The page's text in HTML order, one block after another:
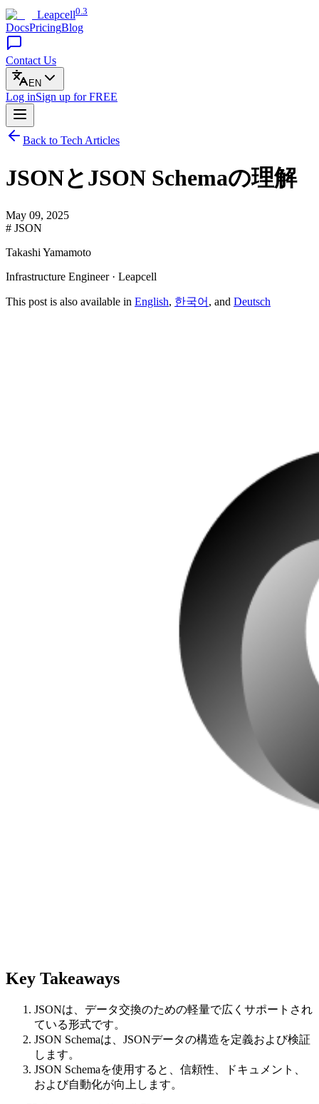
Leapcell0.3
DocsPricingBlog
Contact Us
EN
Log inSign up for FREE
Back to Tech Articles
JSONとJSON Schemaの理解
May 09, 2025
# JSON
Takashi Yamamoto
Infrastructure Engineer · Leapcell
This post is also available in English, 한국어 , and Deutsch
Key Takeaways
JSONは、データ交換のための軽量で広くサポートされ
ている形式です。
JSON Schemaは、JSONデータの構造を定義および検証
します。
JSON Schemaを使用すると、信頼性、ドキュメント、
および自動化が向上します。